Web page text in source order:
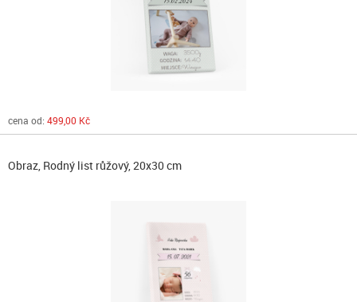
cena od: 499,00 Kč
Obraz, Rodný list růžový, 20x30 cm